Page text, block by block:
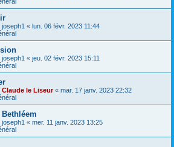
joseph1 « lun. 06 févr. 2023 11:44
joseph1 « jeu. 02 févr. 2023 15:11
Claude le Liseur« mar. 17 janv. 2023 22:32
joseph1 « mer. 11 janv. 2023 13:25